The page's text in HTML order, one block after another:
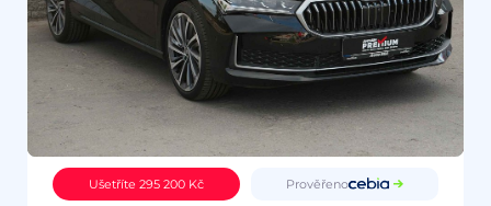
Ušetříte 295 200 Kč Prověřeno